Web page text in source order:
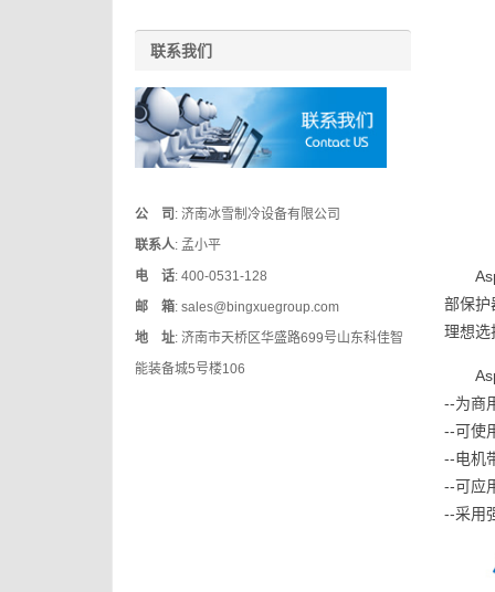
部保护
理想选
--为商
--可使
--电机
--可应
--采用
联系我们
公 司 : 济南冰雪制冷设备有限公司
联系人: 孟小平
电 话: 400-0531-128
邮 箱: sales@bingxuegroup.com
地 址: 济南市天桥区华盛路699号山东科佳智
能装备城5号楼106